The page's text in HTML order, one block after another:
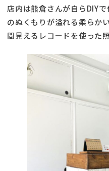
店内は熊倉さんが自らDIY
のぬくもりが溢れる柔らか
間見えるレコードを使った